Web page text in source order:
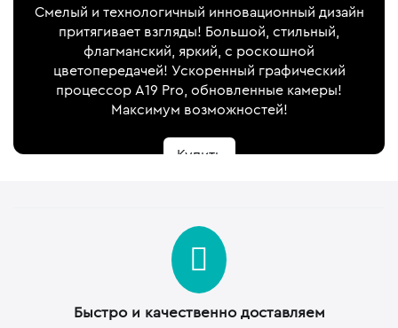
Смелый и технологичный инновационный дизайн
притягивает взгляды! Большой, стильный,
флагманский, яркий, с роскошной
цветопередачей! Ускоренный графический
процессор A19 Pro, обновленные камеры!
Максимум возможностей!
Купить
Быстро и качественно доставляем